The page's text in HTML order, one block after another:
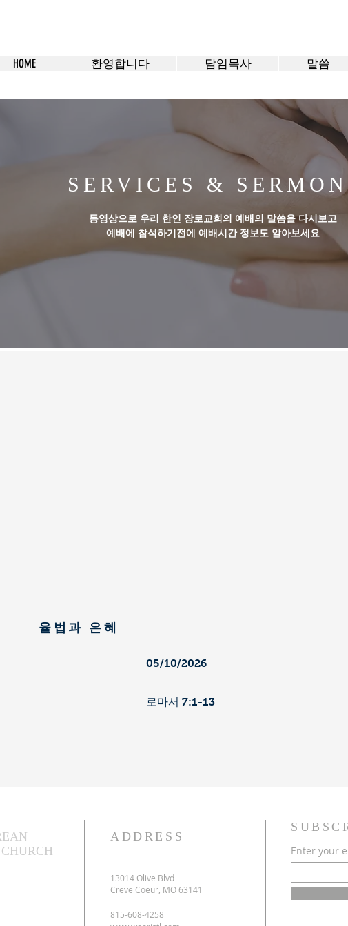
HOME 환영합니다 담임목사 말씀
SERVICES &
동영상으로 우리 한인 장로교회의 예배의 말씀을 다시보고
예배에 참석하기전에 예배시간 정보도 알아보세요
율법과 은혜
05/10/2026
로마서 7:1-13
ADDRESS
13014 Olive Blvd
Creve Coeur, MO 63141
815-608-4258
Enter your